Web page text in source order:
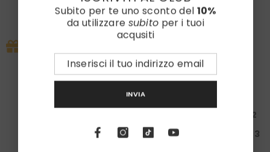
Di solito pronto in 2 ore
Visualizza le informazioni del negozio
Approfitta subito della nostra promo esclusiva:
la tua spesa ti regala un setLaboratori Asteriti
calzini in caldo cotoneZazà!
100€: Ricevi una
paiodi calzini
Box da 150€ + 2
di calzini
Spendi almeno 300€ : Ricevi una
Box da 200€ + 3
Subito per te uno sconto del 10%
da utilizzare subito per i tuoi
acqusiti
INVIA